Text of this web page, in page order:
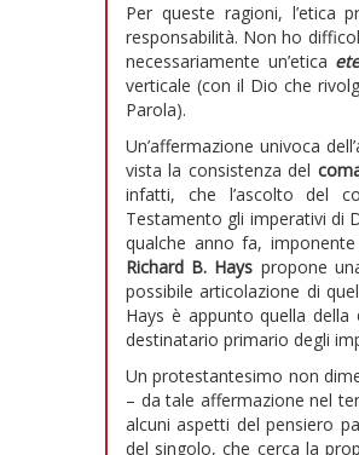
Per queste ragioni, l’etica
responsabilità. Non ho
necessariamente un’etica
verticale (con il Dio che
Parola).
Un’affermazione univoca
vista la consistenza del
infatti, che l’ascolto del
Testamento gli imperativi di
qualche anno fa,
Richard B. Hays propone
possibile articolazione di
Hays è appunto quella della
destinatario primario degli
Un protestantesimo non
– da tale affermazione nel
alcuni aspetti del pensiero
del singolo, che cerca la